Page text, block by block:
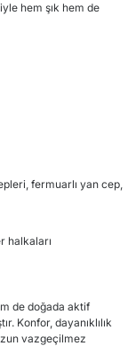
hem şık hem de
fermuarlı yan cep,
halkaları
de doğada aktif
Konfor, dayanıklılık
vazgeçilmez